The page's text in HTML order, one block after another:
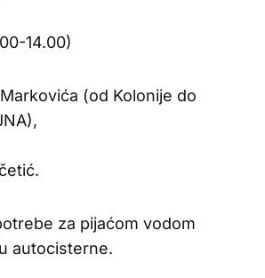
14.00)
(od Kolonije do
za pijaćom vodom
autocisterne.